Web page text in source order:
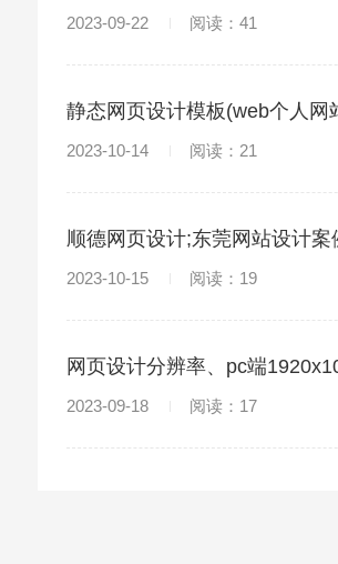
留白距离)
2023-09-22 阅读：41
静态网页设计模板(web个人网
计代码)
2023-10-14 阅读：21
顺德网页设计;东莞网站设计案
2023-10-15 阅读：19
网页设计分辨率、pc端
计规范
2023-09-18 阅读：17